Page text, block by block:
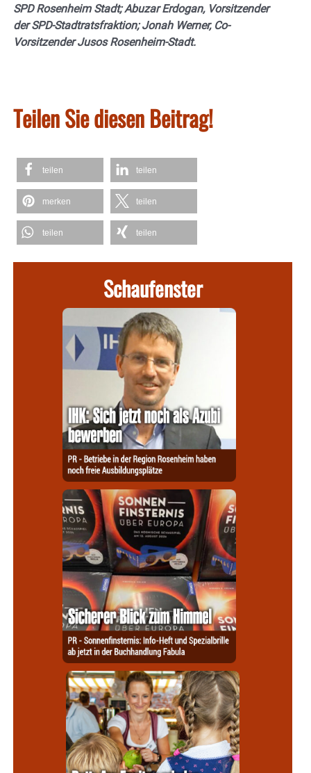
SPD Rosenheim Stadt; Abuzar Erdogan, Vorsitzender
der SPD-Stadtratsfraktion; Jonah Werner, Co-
Vorsitzender Jusos Rosenheim-Stadt.
Teilen Sie diesen Beitrag!
teilen teilen
merken teilen
teilen teilen
Schaufenster